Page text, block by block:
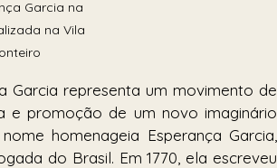
Garcia na
na Vila
Garcia representa um movimento de
e promoção de um novo imaginário
homenageia Esperança Garcia,
do Brasil. Em 1770, ela escreveu